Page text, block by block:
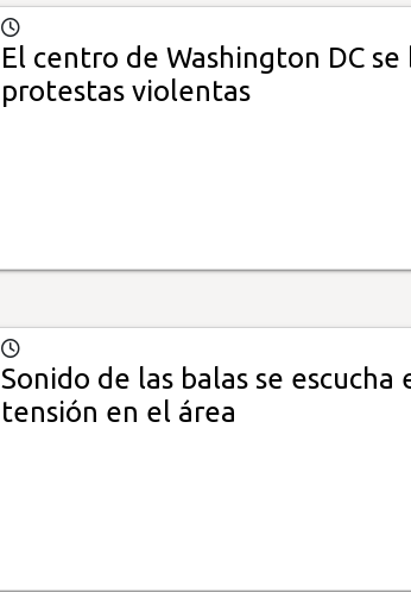
El centro de Washington DC
protestas violentas
Sonido de las balas se escucha
tensión en el área